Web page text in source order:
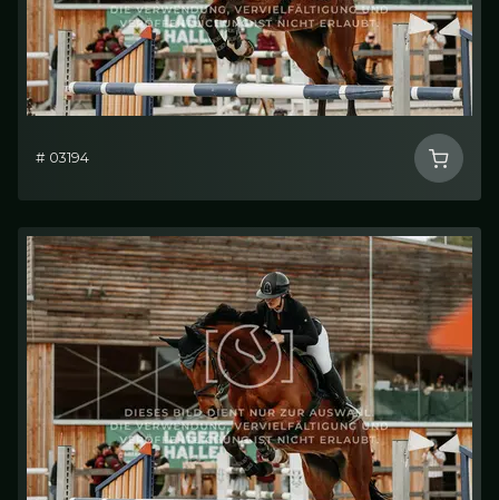
# 03194